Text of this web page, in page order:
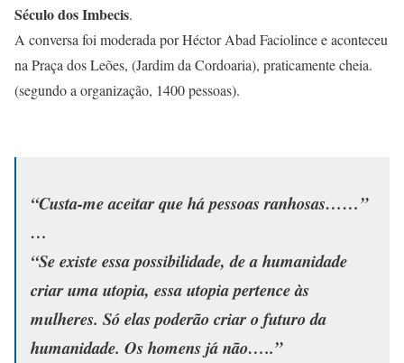
Século dos Imbecis.
A conversa foi moderada por Héctor Abad Faciolince e aconteceu
na Praça dos Leões, (Jardim da Cordoaria), praticamente cheia.
(segundo a organização, 1400 pessoas).
“Custa-me aceitar que há pessoas ranhosas……”
…
“Se existe essa possibilidade, de a humanidade
criar uma utopia, essa utopia pertence às
mulheres. Só elas poderão criar o futuro da
humanidade. Os homens já não…..”